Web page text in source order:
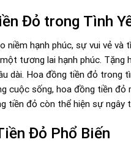
Đỏ trong Tình
hạnh phúc, sự vui vẻ và
tương lai hạnh phúc.
dài. Hoa đồng tiền đỏ trong
cuộc sống, hoa đồng tiền
tiền đỏ còn thể hiện sự ngây
Đỏ Phổ Biến